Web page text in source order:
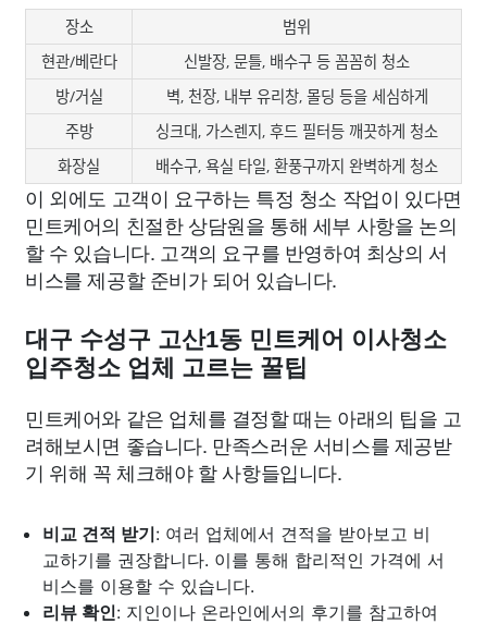
장소
범위
현관/베란다
신발장, 문틀, 배수구 등 꼼꼼히 청소
방/거실
벽, 천장, 내부 유리창, 몰딩 등을 세심하게
주방
싱크대, 가스렌지, 후드 필터등 깨끗하게 청소
화장실
배수구, 욕실 타일, 환풍구까지 완벽하게 청소
이 외에도 고객이 요구하는 특정 청소 작업이 있다면
민트케어의 친절한 상담원을 통해 세부 사항을 논의
할 수 있습니다. 고객의 요구를 반영하여 최상의 서
비스를 제공할 준비가 되어 있습니다.
대구 수성구 고산1동 민트케어 이사청소
입주청소 업체 고르는 꿀팁
민트케어와 같은 업체를 결정할 때는 아래의 팁을 고
려해보시면 좋습니다. 만족스러운 서비스를 제공받
기 위해 꼭 체크해야 할 사항들입니다.
비교 견적 받기: 여러 업체에서 견적을 받아보고 비
교하기를 권장합니다. 이를 통해 합리적인 가격에 서
비스를 이용할 수 있습니다.
리뷰 확인: 지인이나 온라인에서의 후기를 참고하여